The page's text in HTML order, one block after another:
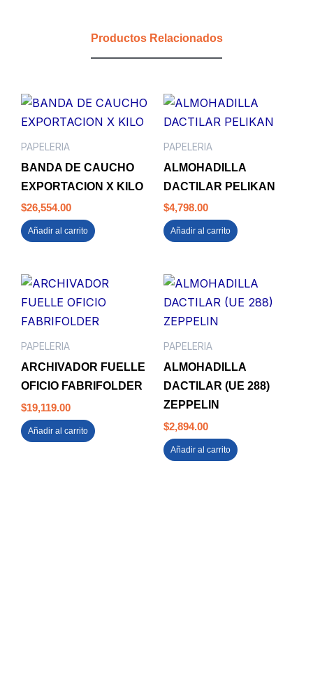
Productos Relacionados
PAPELERIA
BANDA DE CAUCHO
EXPORTACION X KILO
$26,554.00
Añadir al carrito
PAPELERIA
ALMOHADILLA
DACTILAR PELIKAN
$4,798.00
Añadir al carrito
PAPELERIA
ARCHIVADOR FUELLE
OFICIO FABRIFOLDER
$19,119.00
Añadir al carrito
PAPELERIA
ALMOHADILLA
DACTILAR (UE 288)
ZEPPELIN
$2,894.00
Añadir al carrito